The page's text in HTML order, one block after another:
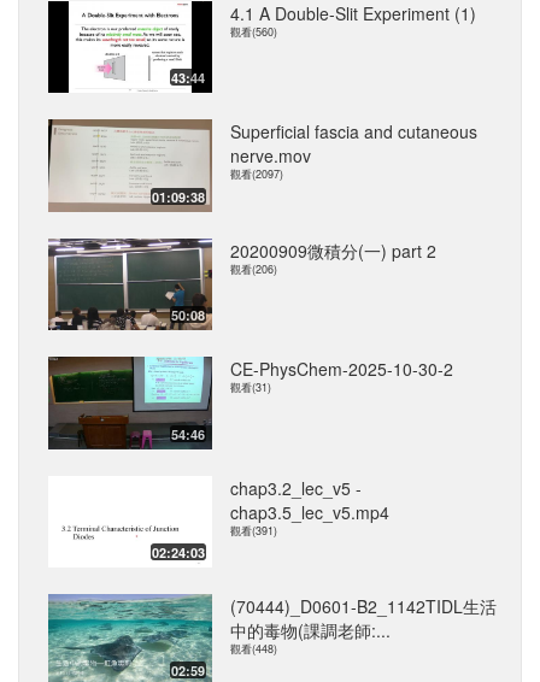
43:44
4.1 A Double-Slit Experiment (1)
觀看(560)
01:09:38
Superficial fascia and cutaneous
nerve.mov
觀看(2097)
50:08
20200909微積分(一) part 2
觀看(206)
54:46
CE-PhysChem-2025-10-30-2
觀看(31)
02:24:03
chap3.2_lec_v5 -
chap3.5_lec_v5.mp4
觀看(391)
02:59
(70444)_D0601-B2_1142TIDL生活
中的毒物(課調老師:...
觀看(448)